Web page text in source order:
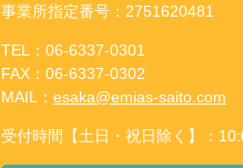
事業所指定番号：2751620481
TEL：06-6337-0301
FAX：06-6337-0302
MAIL： esaka@emias-saito.com
受付時間【土日・祝日除く】：